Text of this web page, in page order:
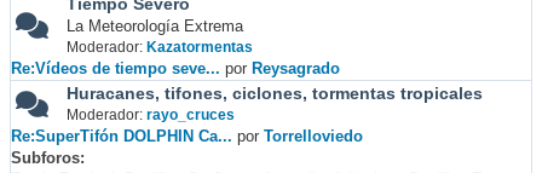
La Meteorología Extrema
Moderador: Kazatormentas
Re:Vídeos de tiempo seve... por Reysagrado
Huracanes, tifones, ciclones, tormentas tropicales
Moderador: rayo_cruces
Re:SuperTifón DOLPHIN Ca... por Torrelloviedo
Subforos